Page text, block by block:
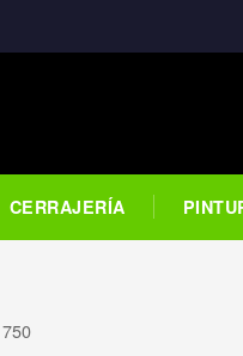
CERRAJERÍA